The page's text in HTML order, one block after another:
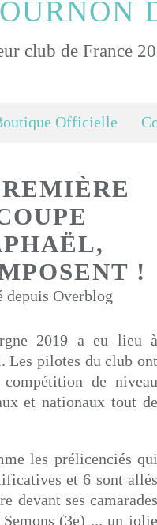
club de France
Officielle
!
depuis Overblog
2019 a eu lieu à
Les pilotes du club ont
de niveau
et nationaux tout de
les prélicenciés qui
et 6 sont allés
devant ses camarades
(3e) ... un jolie